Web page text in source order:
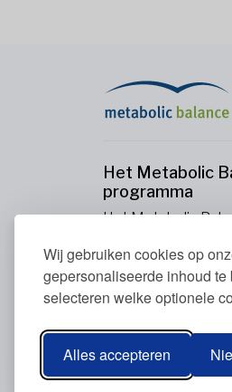
Wij gebruiken cookies op
gepersonaliseerde inhoud
selecteren welke optionele
Alles accepteren
Het Metabolic
programma
Het Metabolic
Uw stofwisseling
Onze
Bloedwaarden (En)
Metabolic Balance